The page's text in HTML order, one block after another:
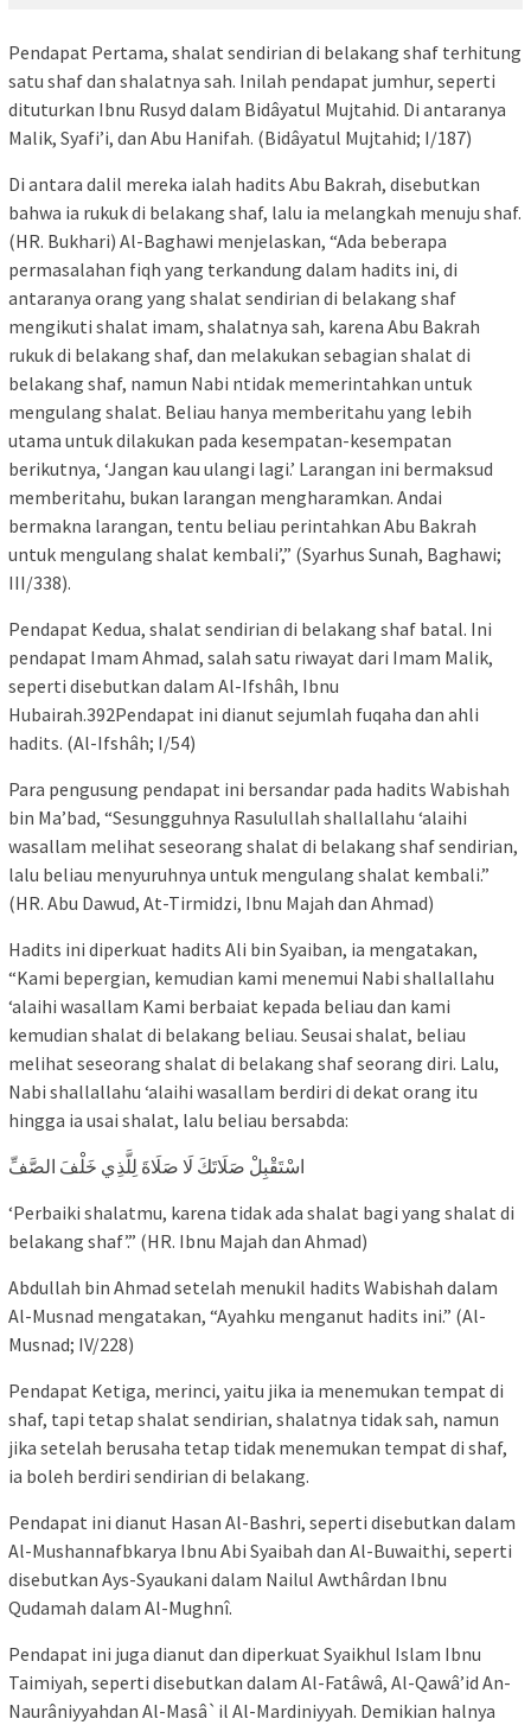
Pendapat Pertama, shalat sendirian di belakang shaf terhitung
satu shaf dan shalatnya sah. Inilah pendapat jumhur, seperti
dituturkan Ibnu Rusyd dalam Bidâyatul Mujtahid. Di antaranya
Malik, Syafi’i, dan Abu Hanifah. (Bidâyatul Mujtahid; I/187)
Di antara dalil mereka ialah hadits Abu Bakrah, disebutkan
bahwa ia rukuk di belakang shaf, lalu ia melangkah menuju shaf.
(HR. Bukhari) Al-Baghawi menjelaskan, “Ada beberapa
permasalahan fiqh yang terkandung dalam hadits ini, di
antaranya orang yang shalat sendirian di belakang shaf
mengikuti shalat imam, shalatnya sah, karena Abu Bakrah
rukuk di belakang shaf, dan melakukan sebagian shalat di
belakang shaf, namun Nabi ntidak memerintahkan untuk
mengulang shalat. Beliau hanya memberitahu yang lebih
utama untuk dilakukan pada kesempatan-kesempatan
berikutnya, ‘Jangan kau ulangi lagi.’ Larangan ini bermaksud
memberitahu, bukan larangan mengharamkan. Andai
bermakna larangan, tentu beliau perintahkan Abu Bakrah
untuk mengulang shalat kembali’,” (Syarhus Sunah, Baghawi;
III/338).
Pendapat Kedua, shalat sendirian di belakang shaf batal. Ini
pendapat Imam Ahmad, salah satu riwayat dari Imam Malik,
seperti disebutkan dalam Al-Ifshâh, Ibnu
Hubairah.392Pendapat ini dianut sejumlah fuqaha dan ahli
hadits. (Al-Ifshâh; I/54)
Para pengusung pendapat ini bersandar pada hadits Wabishah
bin Ma’bad, “Sesungguhnya Rasulullah shallallahu ‘alaihi
wasallam melihat seseorang shalat di belakang shaf sendirian,
lalu beliau menyuruhnya untuk mengulang shalat kembali.”
(HR. Abu Dawud, At-Tirmidzi, Ibnu Majah dan Ahmad)
Hadits ini diperkuat hadits Ali bin Syaiban, ia mengatakan,
“Kami bepergian, kemudian kami menemui Nabi shallallahu
‘alaihi wasallam Kami berbaiat kepada beliau dan kami
kemudian shalat di belakang beliau. Seusai shalat, beliau
melihat seseorang shalat di belakang shaf seorang diri. Lalu,
Nabi shallallahu ‘alaihi wasallam berdiri di dekat orang itu
hingga ia usai shalat, lalu beliau bersabda:
اسْتَقْبِلْ صَلَاتَكَ لَا صَلَاةَ لِلَّذِي خَلْفَ الصَّفِّ
‘Perbaiki shalatmu, karena tidak ada shalat bagi yang shalat di
belakang shaf’.” (HR. Ibnu Majah dan Ahmad)
Abdullah bin Ahmad setelah menukil hadits Wabishah dalam
Al-Musnad mengatakan, “Ayahku menganut hadits ini.” (Al-
Musnad; IV/228)
Pendapat Ketiga, merinci, yaitu jika ia menemukan tempat di
shaf, tapi tetap shalat sendirian, shalatnya tidak sah, namun
jika setelah berusaha tetap tidak menemukan tempat di shaf,
ia boleh berdiri sendirian di belakang.
Pendapat ini dianut Hasan Al-Bashri, seperti disebutkan dalam
Al-Mushannafbkarya Ibnu Abi Syaibah dan Al-Buwaithi, seperti
disebutkan Ays-Syaukani dalam Nailul Awthârdan Ibnu
Qudamah dalam Al-Mughnî.
Pendapat ini juga dianut dan diperkuat Syaikhul Islam Ibnu
Taimiyah, seperti disebutkan dalam Al-Fatâwâ, Al-Qawâ’id An-
Naurâniyyahdan Al-Masâ`il Al-Mardiniyyah. Demikian halnya